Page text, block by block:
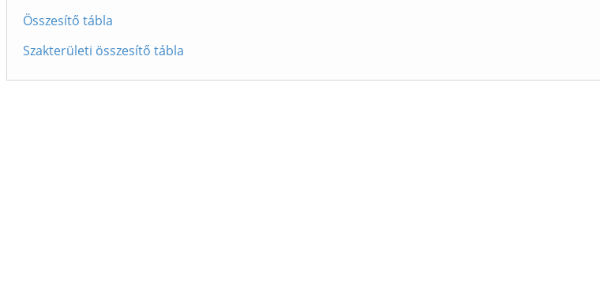
Összesítő tábla
Szakterületi összesítő tábla